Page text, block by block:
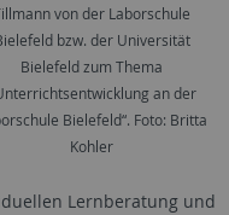
von der Laborschule
bzw. der Universität
Bielefeld zum Thema
an der
Bielefeld“. Foto: Britta
Kohler
Lernberatung und